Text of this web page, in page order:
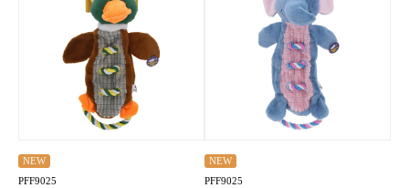
NEW
PFF9025
NEW
PFF9025